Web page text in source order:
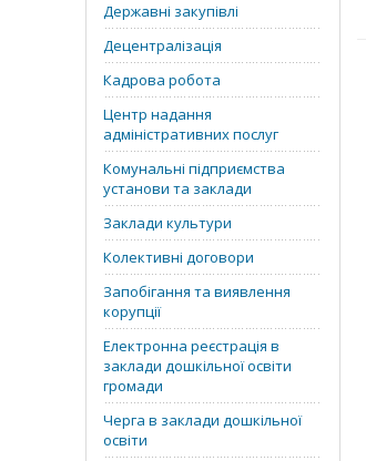
Державні закупівлі
Децентралізація
Кадрова робота
Центр надання
адміністративних послуг
Комунальні підприємства
установи та заклади
Заклади культури
Колективні договори
Запобігання та виявлення
корупції
Електронна реєстрація в
заклади дошкільної освіти
громади
Черга в заклади дошкільної
освіти